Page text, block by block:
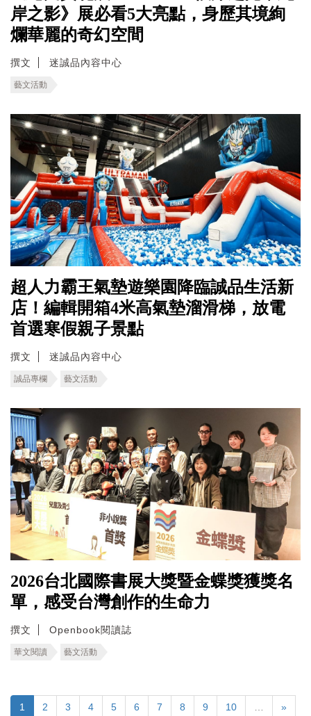
岸之影》展必看5大亮點，身歷其境絢
爛華麗的奇幻空間
撰文 迷誠品內容中心
藝文活動
超人力霸王氣墊遊樂園降臨誠品生活新
店！編輯開箱4米高氣墊溜滑梯，放電
首選寒假親子景點
撰文 迷誠品內容中心
誠品專欄 藝文活動
2026台北國際書展大獎暨金蝶獎獲獎名
單，感受台灣創作的生命力
撰文 Openbook閱讀誌
華文閱讀 藝文活動
1 2 3 4 5 6 7 8 9 10 »